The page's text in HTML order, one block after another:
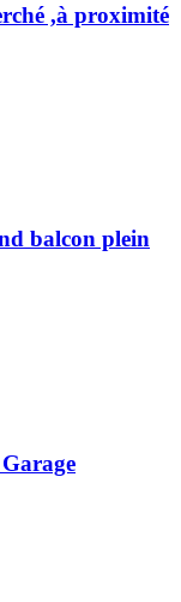
,à proximité
balcon plein